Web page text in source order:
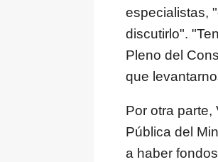
especialistas,
discutirlo".
Pleno del
que
Por otra
Pública del
a haber